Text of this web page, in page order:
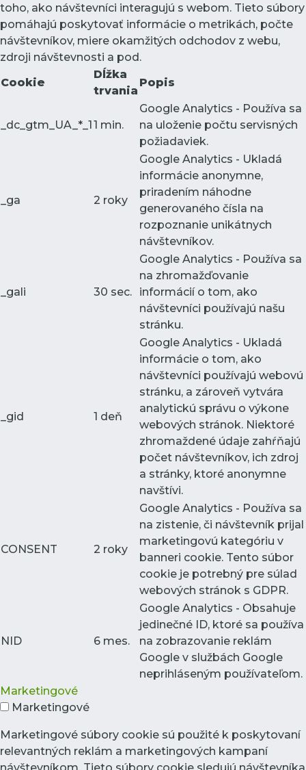
toho, ako návštevníci interagujú s webom. Tieto súbory
pomáhajú poskytovať informácie o metrikách, počte
návštevníkov, miere okamžitých odchodov z webu,
zdroji návštevnosti a pod.
Cookie
Dĺžka
trvania
Popis
_dc_gtm_UA_*_11 min.
Google Analytics - Používa sa
na uloženie počtu servisných
požiadaviek.
_ga 2 roky
Google Analytics - Ukladá
informácie anonymne,
priradením náhodne
generovaného čísla na
rozpoznanie unikátnych
návštevníkov.
_gali 30 sec.
Google Analytics - Používa sa
na zhromažďovanie
informácií o tom, ako
návštevníci používajú našu
stránku.
_gid 1 deň
Google Analytics - Ukladá
informácie o tom, ako
návštevníci používajú webovú
stránku, a zároveň vytvára
analytickú správu o výkone
webových stránok. Niektoré
zhromaždené údaje zahŕňajú
počet návštevníkov, ich zdroj
a stránky, ktoré anonymne
navštívi.
CONSENT 2 roky
Google Analytics - Používa sa
na zistenie, či návštevník prijal
marketingovú kategóriu v
banneri cookie. Tento súbor
cookie je potrebný pre súlad
webových stránok s GDPR.
NID 6 mes.
Google Analytics - Obsahuje
jedinečné ID, ktoré sa používa
na zobrazovanie reklám
Google v službách Google
neprihláseným používateľom.
Marketingové
Marketingové
Marketingové súbory cookie sú použité k poskytovaní
relevantných reklám a marketingových kampaní
návštevníkom. Tieto súbory cookie sledujú návštevníka